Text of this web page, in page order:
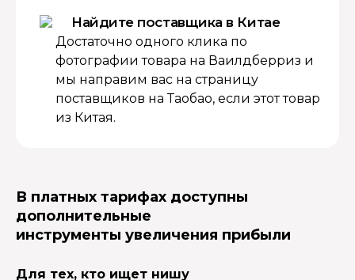
Найдите поставщика в Китае
Достаточно одного клика по
фотографии товара на Ваилдберриз и
мы направим вас на страницу
поставщиков на Таобао, если этот товар
из Китая.
В платных тарифах доступны
дополнительные
инструменты увеличения прибыли
Для тех, кто ищет нишу